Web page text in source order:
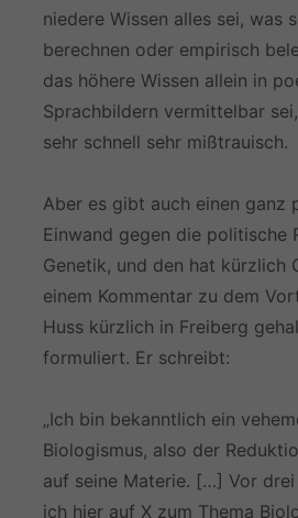
niedere Wissen alles sei, was
berechnen oder empirisch
das höhere Wissen allein in
Sprachbildern vermittelbar
sehr schnell sehr mißtrauisch.
Aber es gibt auch einen ganz
Einwand gegen die politische
Genetik, und den hat kürzlich
einem Kommentar zu dem
Huss kürzlich in Freiberg
formuliert. Er schreibt:
„Ich bin bekanntlich ein
Biologismus, also der
auf seine Materie. […] Vor
ich hier auf X zum Thema